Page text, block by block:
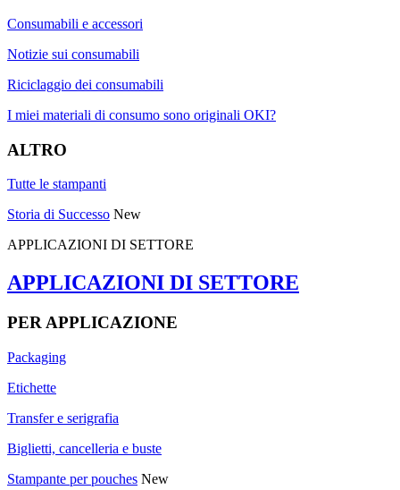
Consumabili e accessori
Notizie sui consumabili
Riciclaggio dei consumabili
I miei materiali di consumo sono originali OKI?
ALTRO
Tutte le stampanti
Storia di Successo New
APPLICAZIONI DI SETTORE
APPLICAZIONI DI SETTORE
PER APPLICAZIONE
Packaging
Etichette
Transfer e serigrafia
Biglietti, cancelleria e buste
Stampante per pouches New